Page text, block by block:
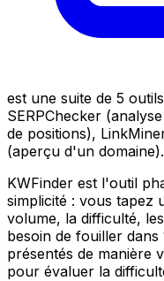
est une suite de 5
SERPChecker
de positions),
(aperçu d'un domaine).
KWFinder est l'outil
simplicité : vous tapez
volume, la difficulté,
besoin de fouiller dans
présentés de manière
pour évaluer la